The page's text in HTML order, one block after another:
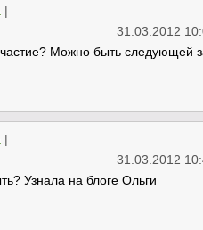
|
31.03.2012
Можно быть следующей
|
31.03.2012
Узнала на блоге Ольги